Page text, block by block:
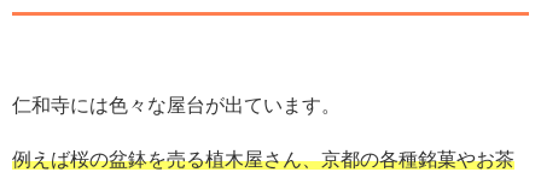
仁和寺には色々な屋台が出ています。
例えば桜の盆鉢を売る植木屋さん、京都の各種銘菓やお茶